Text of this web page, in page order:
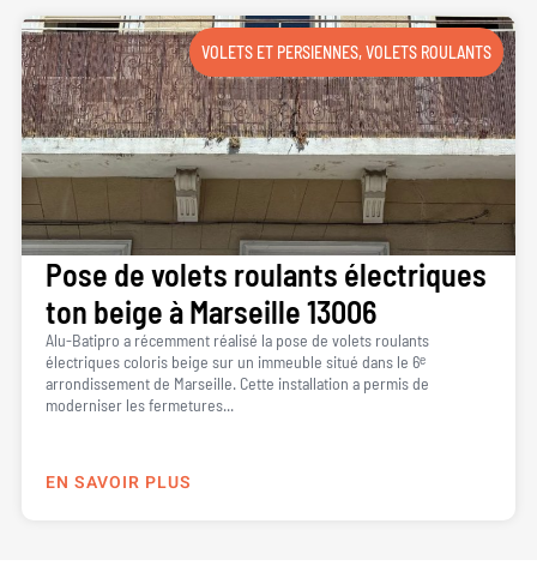
VOLETS ET PERSIENNES,VOLETS ROULANTS
Pose de volets roulants électriques
ton beige à Marseille 13006
Alu-Batipro a récemment réalisé la pose de volets roulants
électriques coloris beige sur un immeuble situé dans le 6ᵉ
arrondissement de Marseille. Cette installation a permis de
moderniser les fermetures...
EN SAVOIR PLUS